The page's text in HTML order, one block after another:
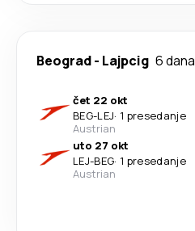
Beograd- Lajpcig 6 dana
čet 22 okt
BEG-LEJ· 1 presedanje
Austrian
uto 27 okt
LEJ-BEG· 1 presedanje
Austrian